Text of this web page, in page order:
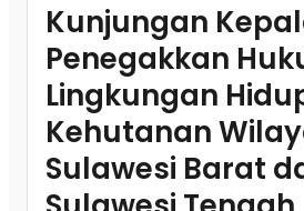
Kunjungan
Penegakkan
Lingkungan
Kehutanan
Sulawesi Barat